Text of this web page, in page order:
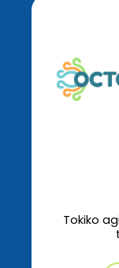
Tokiko